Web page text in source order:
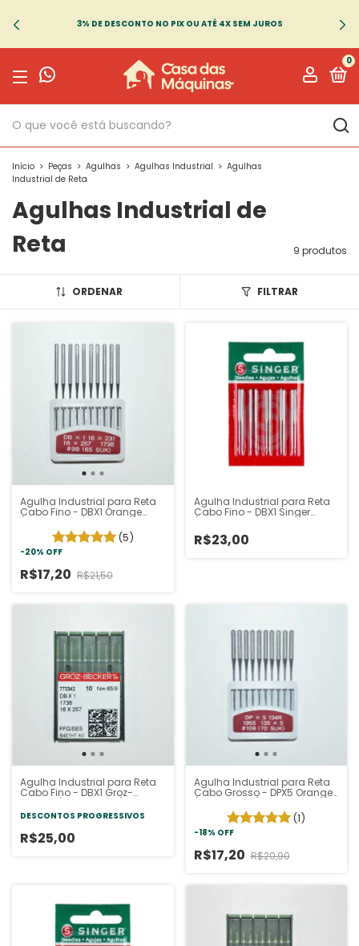
3% DE DESCONTO NO PIX OU ATÉ 4X SEM JUROS
0
Início > Peças > Agulhas > Agulhas Industrial > Agulhas
Industrial de Reta
Agulhas Industrial de
Reta
9 produtos
ORDENAR FILTRAR
Agulha Industrial para Reta
Cabo Fino - DBX1 Orange
(5)
-20% OFF
R$17,20 R$21,50
Agulha Industrial para Reta
Cabo Fino - DBX1 Singer
R$23,00
Agulha Industrial para Reta
Cabo Fino - DBX1 Groz-
DESCONTOS PROGRESSIVOS
R$25,00
Agulha Industrial para Reta
Cabo Grosso - DPX5 Orange
(1)
-18% OFF
R$17,20 R$20,90